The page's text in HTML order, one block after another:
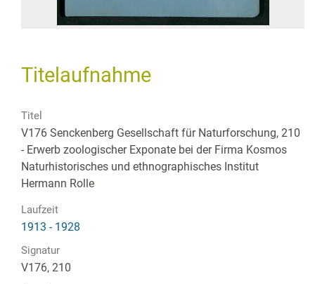
Titelaufnahme
Titel
V176 Senckenberg Gesellschaft für Naturforschung, 210
- Erwerb zoologischer Exponate bei der Firma Kosmos
Naturhistorisches und ethnographisches Institut
Hermann Rolle
Laufzeit
1913 - 1928
Signatur
V176, 210